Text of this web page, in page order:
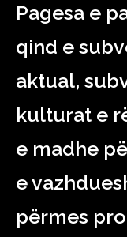
Pagesa e
qind e
aktual,
kulturat e
e madhe
e
përmes